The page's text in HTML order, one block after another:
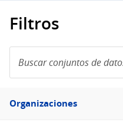
Filtros
conjuntos
de
Filtro
Organizaciones
Organizaciones